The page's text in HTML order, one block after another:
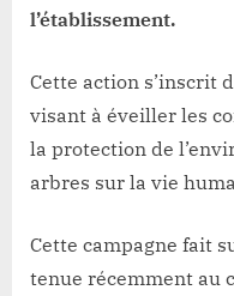
l’établissement.
Cette action s’inscrit
visant à éveiller les
la protection de
arbres sur la vie
Cette campagne fait
tenue récemment au